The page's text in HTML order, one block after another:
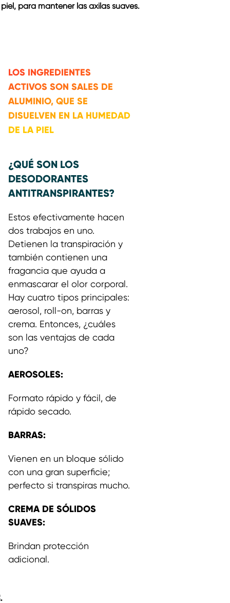
para mantener las axilas suaves.
LOS INGREDIENTES
ACTIVOS SON SALES DE
ALUMINIO, QUE SE
DISUELVEN EN LA HUMEDAD
DE LA PIEL
¿QUÉ SON LOS
DESODORANTES
ANTITRANSPIRANTES?
Estos efectivamente hacen
dos trabajos en uno.
Detienen la transpiración y
también contienen una
fragancia que ayuda a
enmascarar el olor corporal.
Hay cuatro tipos principales:
aerosol, roll-on, barras y
crema. Entonces, ¿cuáles
son las ventajas de cada
uno?
AEROSOLES:
Formato rápido y fácil, de
rápido secado.
BARRAS:
Vienen en un bloque sólido
con una gran superficie;
perfecto si transpiras mucho.
CREMA DE SÓLIDOS
SUAVES:
Brindan protección
adicional.